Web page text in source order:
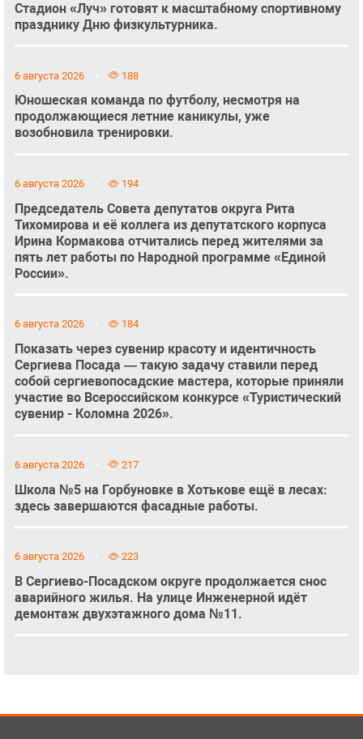
Стадион «Луч» готовят к масштабному спортивному
празднику Дню физкультурника.
6 августа 2026 188
Юношеская команда по футболу, несмотря на
продолжающиеся летние каникулы, уже
возобновила тренировки.
6 августа 2026 194
Председатель Совета депутатов округа Рита
Тихомирова и её коллега из депутатского корпуса
Ирина Кормакова отчитались перед жителями за
пять лет работы по Народной программе «Единой
России».
6 августа 2026 184
Показать через сувенир красоту и идентичность
Сергиева Посада — такую задачу ставили перед
собой сергиевопосадские мастера, которые приняли
участие во Всероссийском конкурсе «Туристический
сувенир - Коломна 2026».
6 августа 2026 217
Школа №5 на Горбуновке в Хотькове ещё в лесах:
здесь завершаются фасадные работы.
6 августа 2026 223
В Сергиево-Посадском округе продолжается снос
аварийного жилья. На улице Инженерной идёт
демонтаж двухэтажного дома №11.